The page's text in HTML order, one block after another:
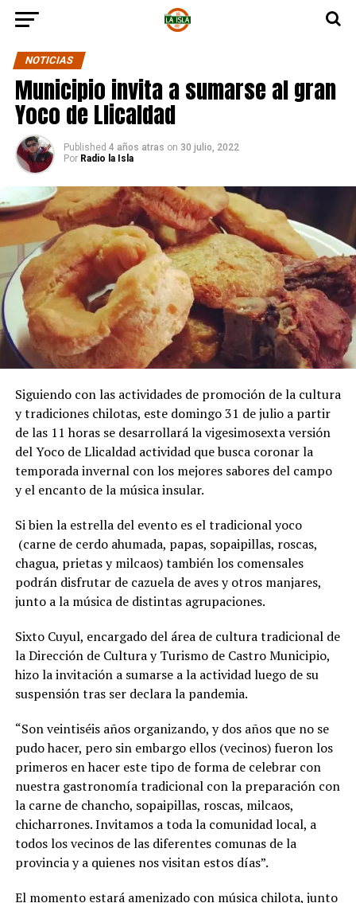
NOTICIAS
Municipio invita a sumarse al gran
Yoco de Llicaldad
Published 4 años atras on 30 julio, 2022
Por Radio la Isla
Siguiendo con las actividades de promoción de la cultura
y tradiciones chilotas, este domingo 31 de julio a partir
de las 11 horas se desarrollará la vigesimosexta versión
del Yoco de Llicaldad actividad que busca coronar la
temporada invernal con los mejores sabores del campo
y el encanto de la música insular.
Si bien la estrella del evento es el tradicional yoco
(carne de cerdo ahumada, papas, sopaipillas, roscas,
chagua, prietas y milcaos) también los comensales
podrán disfrutar de cazuela de aves y otros manjares,
junto a la música de distintas agrupaciones.
Sixto Cuyul, encargado del área de cultura tradicional de
la Dirección de Cultura y Turismo de Castro Municipio,
hizo la invitación a sumarse a la actividad luego de su
suspensión tras ser declara la pandemia.
“Son veintiséis años organizando, y dos años que no se
pudo hacer, pero sin embargo ellos (vecinos) fueron los
primeros en hacer este tipo de forma de celebrar con
nuestra gastronomía tradicional con la preparación con
la carne de chancho, sopaipillas, roscas, milcaos,
chicharrones. Invitamos a toda la comunidad local, a
todos los vecinos de las diferentes comunas de la
provincia y a quienes nos visitan estos días”.
El momento estará amenizado con música chilota, junto